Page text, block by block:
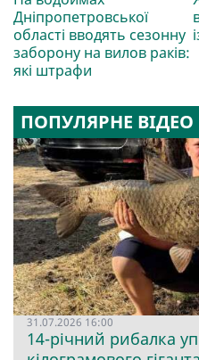
Дніпропетровської
області вводять сезонну
заборону на вилов раків:
які штрафи
ПОПУЛЯРНЕ ВІДЕО
31.07.2026 16:00
14-річний рибалка